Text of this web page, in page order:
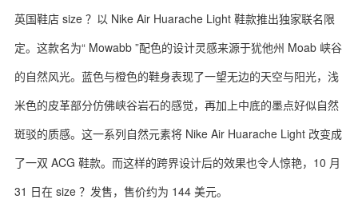
英国鞋店 size ？以 Nike Air Huarache Light 鞋款推出独家联名限
定。这款名为“ Mowabb ”配色的设计灵感来源于犹他州 Moab 峡谷
的自然风光。蓝色与橙色的鞋身表现了一望无边的天空与阳光，浅
米色的皮革部分仿佛峡谷岩石的感觉，再加上中底的墨点好似自然
斑驳的质感。这一系列自然元素将 Nike Air Huarache Light 改变成
了一双 ACG 鞋款。而这样的跨界设计后的效果也令人惊艳，10 月
31 日在 size ？发售，售价约为 144 美元。